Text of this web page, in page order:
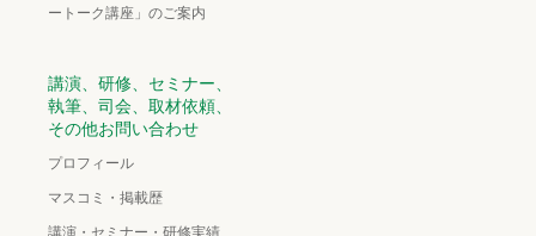
ートーク講座」のご案内
講演、研修、セミナー、
執筆、司会、取材依頼、
その他お問い合わせ
プロフィール
マスコミ・掲載歴
講演・セミナー・研修実績